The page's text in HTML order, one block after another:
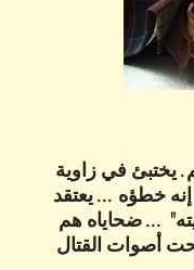
يختبئ في زاوية
خطؤه ... يعتقد
... ضحاياه هم
أصوات القتال